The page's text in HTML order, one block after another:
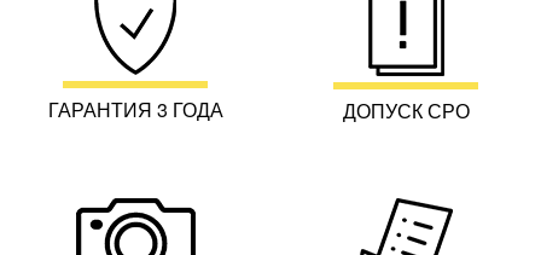
ГАРАНТИЯ 3 ГОДА ДОПУСК СРО